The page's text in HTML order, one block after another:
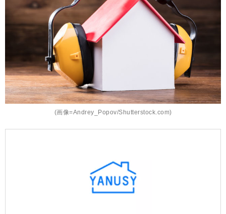
(画像=Andrey_Popov/Shutterstock.com)